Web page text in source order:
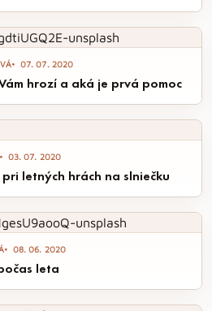
07. 07. 2020
hrozí a aká je prvá pomoc
03. 07. 2020
letných hrách na slniečku
08. 06. 2020
leta